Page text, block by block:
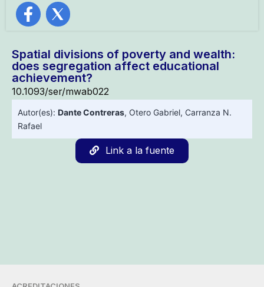
Spatial divisions of poverty and wealth:
does segregation affect educational
achievement?
10.1093/ser/mwab022
Autor(es): Dante Contreras, Otero Gabriel, Carranza N.
Rafael
Link a la fuente